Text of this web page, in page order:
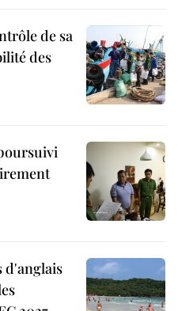
de sa
des
d'anglais